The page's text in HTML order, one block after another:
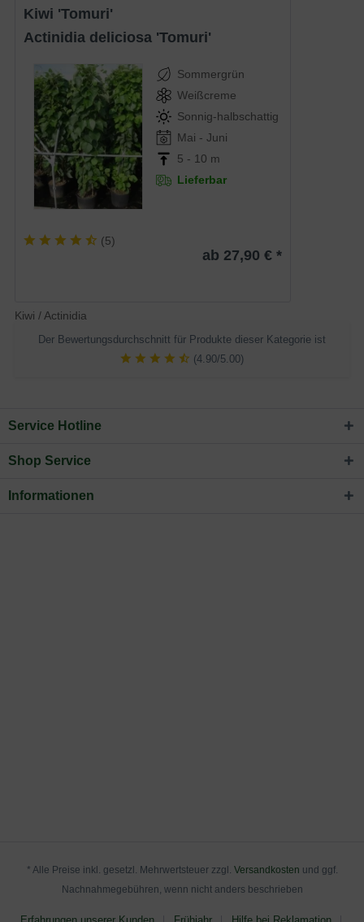
Kiwi 'Tomuri'
Actinidia deliciosa 'Tomuri'
Sommergrün
Weißcreme
Sonnig-halbschattig
Mai - Juni
5 - 10 m
Lieferbar
(5)
ab 27,90 € *
Kiwi / Actinidia
Der Bewertungsdurchschnitt für Produkte dieser Kategorie ist
(4.90/5.00)
Service Hotline
Shop Service
Informationen
* Alle Preise inkl. gesetzl. Mehrwertsteuer zzgl. Versandkosten und ggf.
Nachnahmegebühren, wenn nicht anders beschrieben